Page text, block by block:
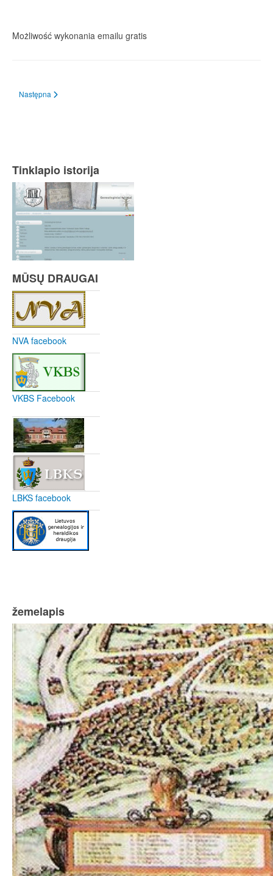
Możliwość wykonania emailu gratis
Następna strona: Platnosc uslug
Następna
Tinklapio istorija
MŪSŲ DRAUGAI
NVA facebook
VKBS Facebook
LBKS facebook
žemelapis